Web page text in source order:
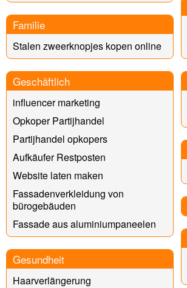
Familie
Stalen zweerknopjes kopen online
Geschäftlich
influencer marketing
Opkoper Partijhandel
Partijhandel opkopers
Aufkäufer Restposten
Website laten maken
Fassadenverkleidung von
bürogebäuden
Fassade aus aluminiumpaneelen
Gesundheit
Haarverlängerung